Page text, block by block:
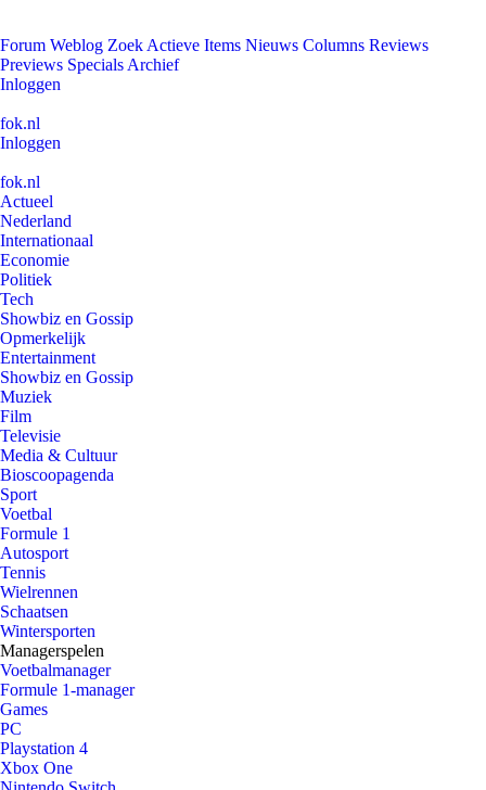
Forum Weblog Zoek Actieve Items Nieuws Columns Reviews
Previews Specials Archief
Inloggen
fok.nl
Inloggen
fok.nl
Actueel
Nederland
Internationaal
Economie
Politiek
Tech
Showbiz en Gossip
Opmerkelijk
Entertainment
Showbiz en Gossip
Muziek
Film
Televisie
Media & Cultuur
Bioscoopagenda
Sport
Voetbal
Formule 1
Autosport
Tennis
Wielrennen
Schaatsen
Wintersporten
Managerspelen
Voetbalmanager
Formule 1-manager
Games
PC
Playstation 4
Xbox One